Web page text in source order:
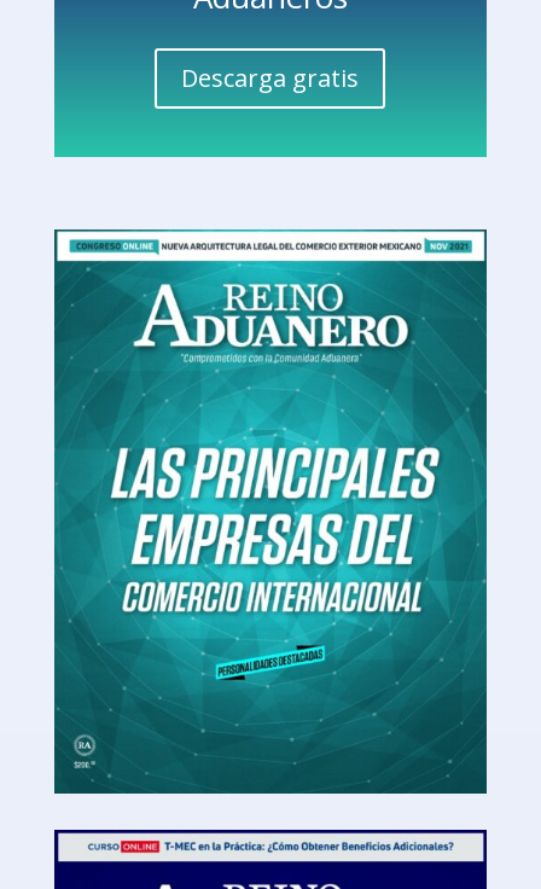
Descarga gratis